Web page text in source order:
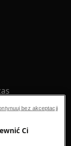
Ci
bez akceptacji